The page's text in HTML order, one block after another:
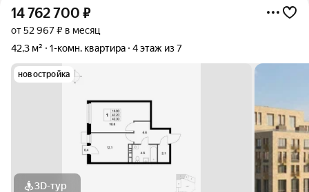
14 762 700 ₽
от 52 967 ₽ в месяц
42,3 м²
1-комн. квартира 4 этаж из 7
новостройка
3D-тур